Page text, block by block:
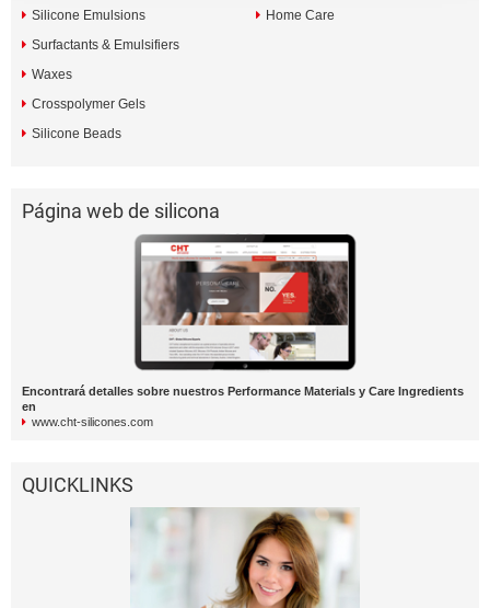
Silicone Emulsions
Surfactants & Emulsifiers
Waxes
Crosspolymer Gels
Silicone Beads
Home Care
Página web de silicona
Encontrará detalles sobre nuestros Performance Materials y Care Ingredients
en
www.cht-silicones.com
QUICKLINKS